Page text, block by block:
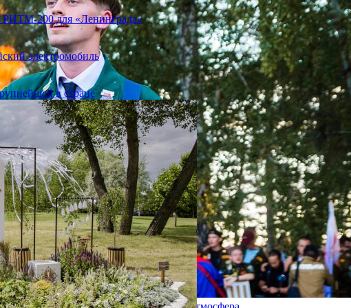
РИТМ-200 для «Ленинграда»
электромобиль
в стране